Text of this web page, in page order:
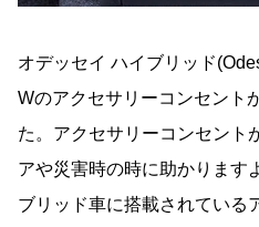
オデッセイ ハイブリッド
Wのアクセサリーコンセント
た。アクセサリーコンセント
アや災害時の時に助かります
ブリッド車に搭載されている